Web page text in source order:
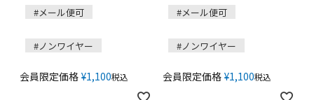
#メール便可
#ノンワイヤー
会員限定価格 ¥1,100税込
#メール便可
#ノンワイヤー
会員限定価格 ¥1,100税込